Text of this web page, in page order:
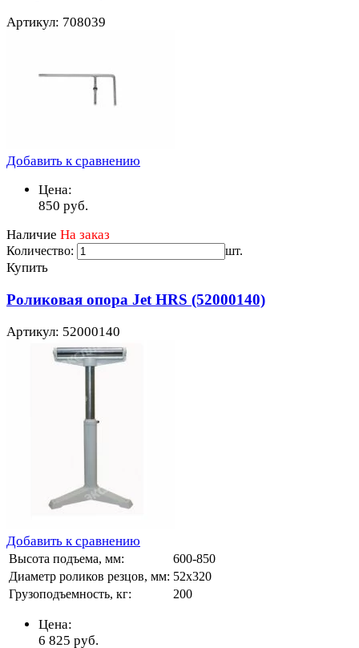
Артикул: 708039
Добавить к сравнению
Цена:
850 руб.
Наличие На заказ
Количество: шт.
Купить
Роликовая опора Jet HRS (52000140)
Артикул: 52000140
Добавить к сравнению
Высота подъема, мм:
600-850
Диаметр роликов резцов, мм: 52х320
Грузоподъемность, кг:
200
Цена:
6 825 руб.